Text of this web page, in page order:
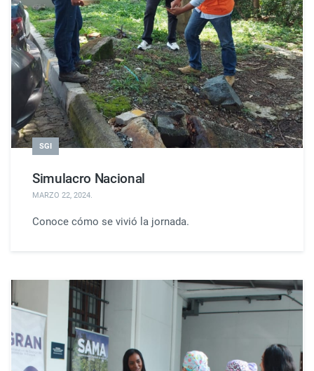
SGI
Simulacro Nacional
MARZO 22, 2024.
Conoce cómo se vivió la jornada.